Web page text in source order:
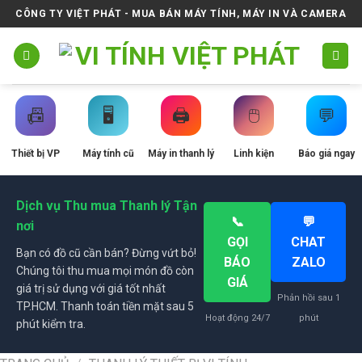
Skip
to
content
CÔNG TY VIỆT PHÁT - MUA BÁN MÁY TÍNH, MÁY IN VÀ CAMERA
📠
Thiết bị VP
🖥️
Máy tính cũ
🖨️
Máy in thanh lý
🖱️
Linh kiện
💬
Báo giá ngay
Dịch vụ Thu mua Thanh lý Tận
nơi
Bạn có đồ cũ cần bán? Đừng vứt bỏ!
Chúng tôi thu mua mọi món đồ còn
giá trị sử dụng với giá tốt nhất
TP.HCM. Thanh toán tiền mặt sau 5
phút kiểm tra.
📞
GỌI
BÁO
GIÁ
Hoạt động 24/7
💬
CHAT
ZALO
Phản hồi sau 1
phút